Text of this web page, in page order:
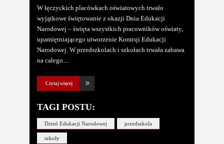
W łęczyckich placówkach oświatowych trwało
wyjątkowe świętowanie z okazji Dnia Edukacji
Narodowej – święta wszystkich pracowników oświaty,
upamiętniającego utworzenie Komisji Edukacji
Narodowej. W przedszkolach i szkołach trwała zabawa
na całego.
Czytaj więcej
TAGI POSTU:
Dzień Edukacji Narodowej przedszkola
szkoły